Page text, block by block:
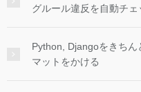
グルール違反を自動チェ
Python, Djangoをきち
マットをかける